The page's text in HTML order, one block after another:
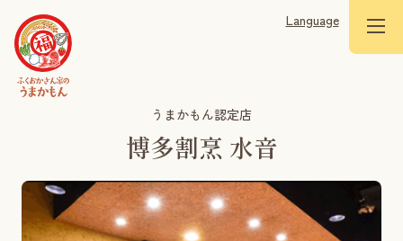
Language
うまかもん認定店
博多割烹 水音